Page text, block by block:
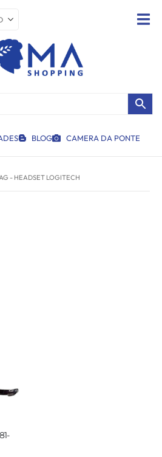
BLOG CAMERA DA PONTE
- HEADSET LOGITECH